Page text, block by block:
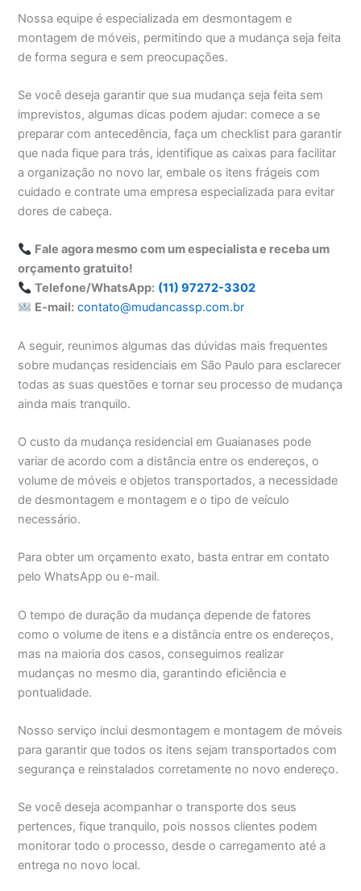
Nossa equipe é especializada em desmontagem e
montagem de móveis, permitindo que a mudança seja feita
de forma segura e sem preocupações.
Se você deseja garantir que sua mudança seja feita sem
imprevistos, algumas dicas podem ajudar: comece a se
preparar com antecedência, faça um checklist para garantir
que nada fique para trás, identifique as caixas para facilitar
a organização no novo lar, embale os itens frágeis com
cuidado e contrate uma empresa especializada para evitar
dores de cabeça.
Fale agora mesmo com um especialista e receba um
orçamento gratuito!
Telefone/WhatsApp: (11) 97272-3302
E-mail: contato@mudancassp.com.br
A seguir, reunimos algumas das dúvidas mais frequentes
sobre mudanças residenciais em São Paulo para esclarecer
todas as suas questões e tornar seu processo de mudança
ainda mais tranquilo.
O custo da mudança residencial em Guaianases pode
variar de acordo com a distância entre os endereços, o
volume de móveis e objetos transportados, a necessidade
de desmontagem e montagem e o tipo de veículo
necessário.
Para obter um orçamento exato, basta entrar em contato
pelo WhatsApp ou e-mail.
O tempo de duração da mudança depende de fatores
como o volume de itens e a distância entre os endereços,
mas na maioria dos casos, conseguimos realizar
mudanças no mesmo dia, garantindo eficiência e
pontualidade.
Nosso serviço inclui desmontagem e montagem de móveis
para garantir que todos os itens sejam transportados com
segurança e reinstalados corretamente no novo endereço.
Se você deseja acompanhar o transporte dos seus
pertences, fique tranquilo, pois nossos clientes podem
monitorar todo o processo, desde o carregamento até a
entrega no novo local.